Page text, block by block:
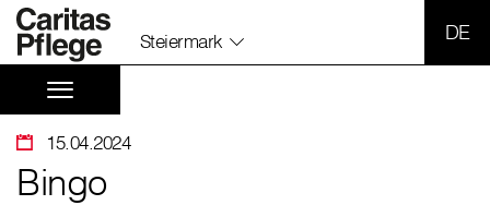
Steiermark
15.04.2024
Bingo